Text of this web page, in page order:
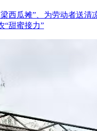
西瓜摊”、为劳动者送清
“甜蜜接力”